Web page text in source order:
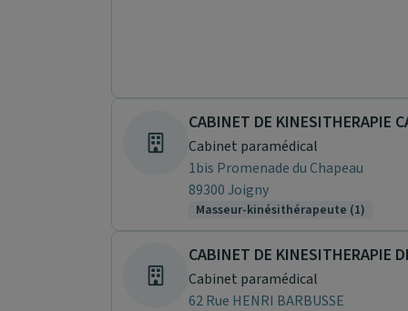
Cabinet paramédical
1bis Promenade du Chapeau
89300 Joigny
Masseur-kinésithérapeute (1)
CABINET DE KINESITHERAPIE
Cabinet paramédical
62 Rue HENRI BARBUSSE